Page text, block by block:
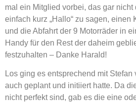
mal ein Mitglied vorbei, das gar nicht
einfach kurz „Hallo“ zu sagen, einen
und die Abfahrt der 9 Motorräder in
Handy für den Rest der daheim
festzuhalten – Danke Harald!
Los ging es entsprechend mit Stefan
auch geplant und initiiert hatte. Da
nicht perfekt sind, gab es die eine